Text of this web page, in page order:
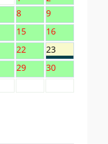
8
9
15
16
22
23
29
30